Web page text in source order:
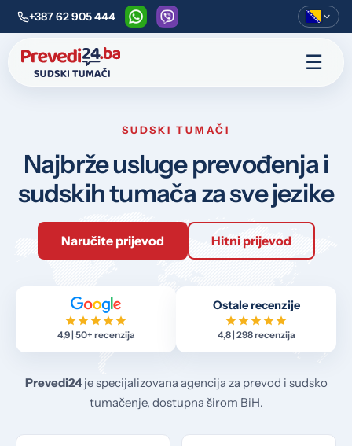
+387 62 905 444
WhatsApp
Viber
☰
SUDSKI TUMAČI
Najbrže usluge prevođenja i
sudskih tumača za sve jezike
Naručite prijevod Hitni prijevod
4,9 | 50+ recenzija
Ostale recenzije
4,8 | 298 recenzija
Prevedi24je specijalizovana agencija za prevod i sudsko
tumačenje, dostupna širom BiH.